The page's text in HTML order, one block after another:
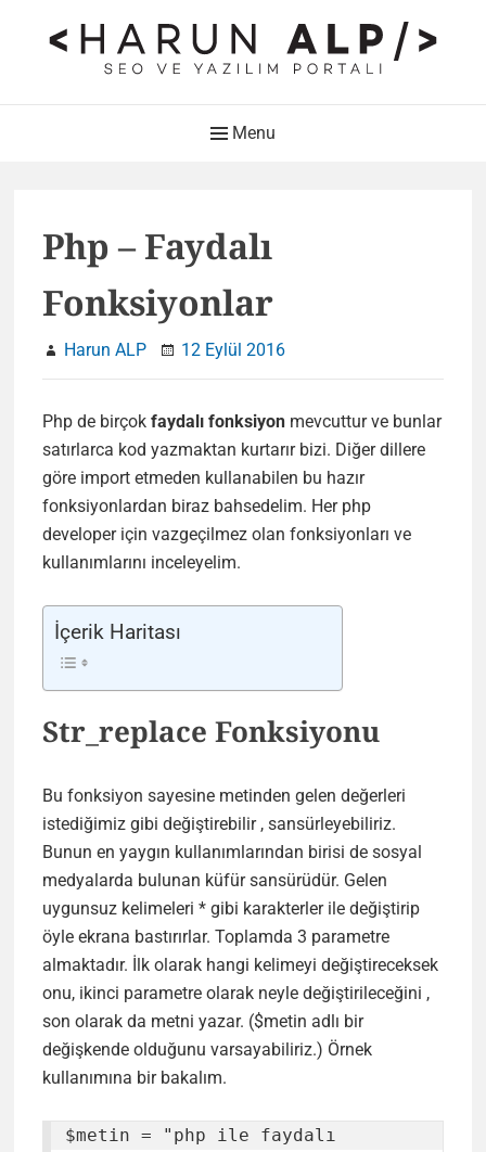
HARUN ALP Kişisel Blog –
SEO ve Yazılım Portalı
Menu
Php – Faydalı
Fonksiyonlar
Harun ALP 12 Eylül 2016
Php de birçok faydalı fonksiyon mevcuttur ve bunlar
satırlarca kod yazmaktan kurtarır bizi. Diğer dillere
göre import etmeden kullanabilen bu hazır
fonksiyonlardan biraz bahsedelim. Her php
developer için vazgeçilmez olan fonksiyonları ve
kullanımlarını inceleyelim.
İçerik Haritası
Str_replace Fonksiyonu
Bu fonksiyon sayesine metinden gelen değerleri
istediğimiz gibi değiştirebilir , sansürleyebiliriz.
Bunun en yaygın kullanımlarından birisi de sosyal
medyalarda bulunan küfür sansürüdür. Gelen
uygunsuz kelimeleri * gibi karakterler ile değiştirip
öyle ekrana bastırırlar. Toplamda 3 parametre
almaktadır. İlk olarak hangi kelimeyi değiştireceksek
onu, ikinci parametre olarak neyle değiştirileceğini ,
son olarak da metni yazar. ($metin adlı bir
değişkende olduğunu varsayabiliriz.) Örnek
kullanımına bir bakalım.
$metin = "php ile faydalı